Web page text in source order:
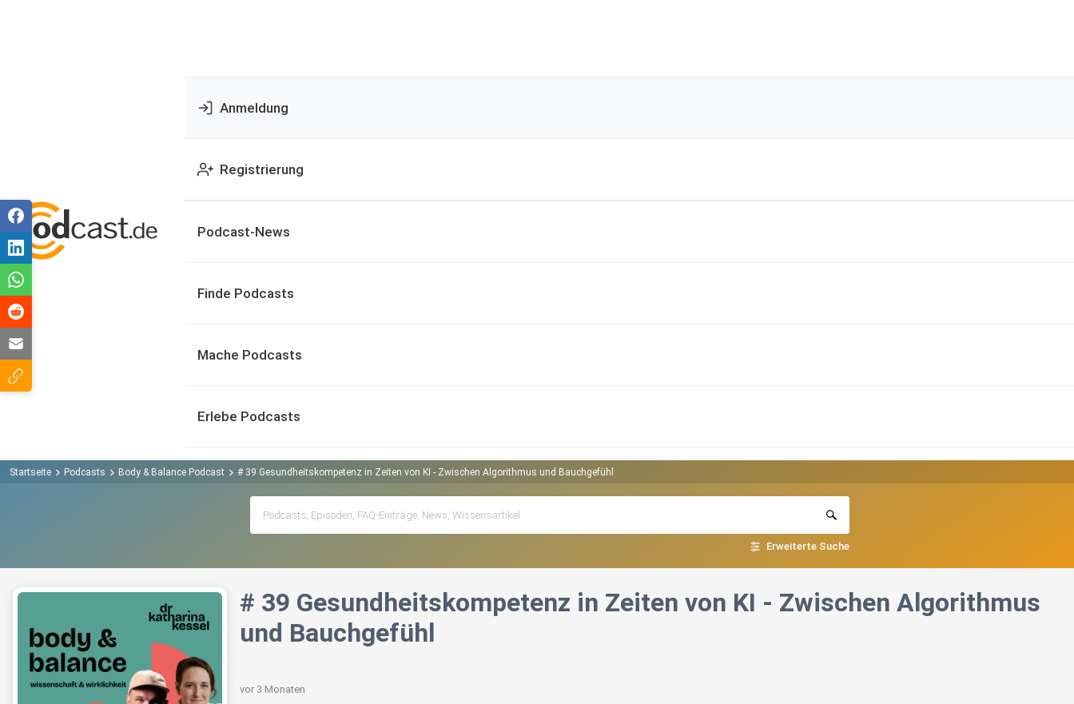
Anmeldung
Registrierung
Podcast-News
Finde Podcasts
Mache Podcasts
Erlebe Podcasts
Startseite Podcasts Body & Balance Podcast # 39 Gesundheitskompetenz in Zeiten von KI - Zwischen Algorithmus und Bauchgefühl
Erweiterte Suche
# 39 Gesundheitskompetenz in Zeiten von KI - Zwischen Algorithmus
und Bauchgefühl
vor 3 Monaten